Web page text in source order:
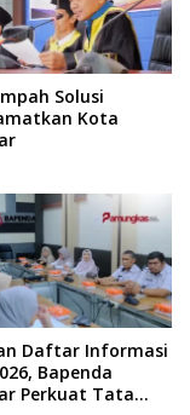
Solusi
Kota
Daftar Informasi
Bapenda
Perkuat Tata